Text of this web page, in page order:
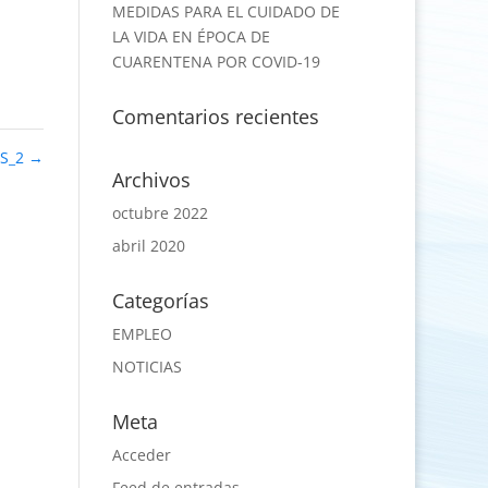
→
MEDIDAS PARA EL CUIDADO DE
LA VIDA EN ÉPOCA DE
CUARENTENA POR COVID-19
Comentarios recientes
Archivos
octubre 2022
abril 2020
Categorías
EMPLEO
NOTICIAS
Meta
Acceder